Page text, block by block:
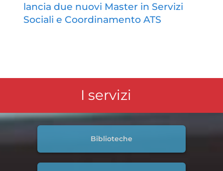
lancia due nuovi Master in Servizi
Sociali e Coordinamento ATS
I servizi
Biblioteche